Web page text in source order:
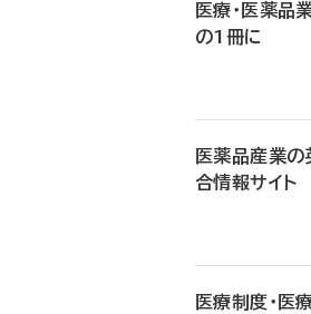
医療・医薬品
の1冊に
医薬品産業の
合情報サイト
医療制度・医